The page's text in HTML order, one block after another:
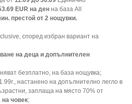
EUR на ден на база All
престой от 2 нощувки.
според избран вариант на
на деца и допълнителен
безплатно, на база нощувка;
настанено на допълнително легло в
заплаща на място 70% от
на човек;